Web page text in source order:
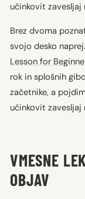
učinkovit zavesljaj
Brez dvoma
svojo desko
Lesson for
rok in splošnih
začetnike, a
učinkovit zavesljaj
VMESNE
OBJAV